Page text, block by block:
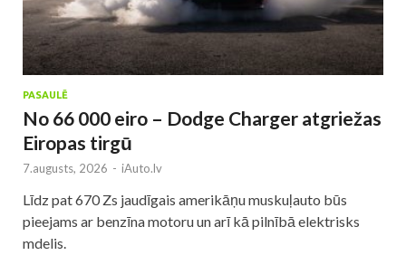
PASAULĒ
No 66 000 eiro – Dodge Charger atgriežas
Eiropas tirgū
7.augusts, 2026 - iAuto.lv
Līdz pat 670 Zs jaudīgais amerikāņu muskuļauto būs
pieejams ar benzīna motoru un arī kā pilnībā elektrisks
mdelis.